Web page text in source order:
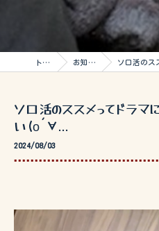
トップ お知らせ ソロ活のスス
ソロ活のススメってドラマ
い(о´∀...
2024/08/03